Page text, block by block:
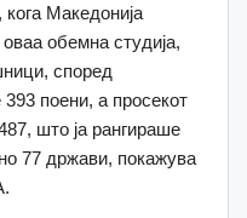
Македонија
обемна студија,
според
поени, а просекот
што ја рангираше
77 држави, покажува